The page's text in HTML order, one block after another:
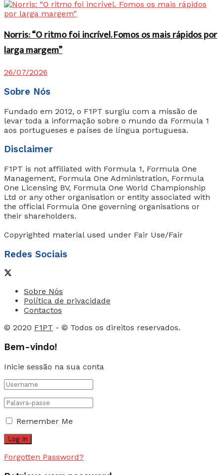
Norris: “O ritmo foi incrível. Fomos os mais rápidos por
larga margem”
26/07/2026
Sobre Nós
Fundado em 2012, o F1PT surgiu com a missão de
levar toda a informação sobre o mundo da Formula 1
aos portugueses e países de língua portuguesa.
Disclaimer
F1PT is not affiliated with Formula 1, Formula One
Management, Formula One Administration, Formula
One Licensing BV, Formula One World Championship
Ltd or any other organisation or entity associated with
the official Formula One governing organisations or
their shareholders.
Copyrighted material used under Fair Use/Fair
Redes Sociais
Sobre Nós
Política de privacidade
Contactos
© 2020 F1PT - © Todos os direitos reservados.
Bem-vindo!
Inicie sessão na sua conta
Remember Me
Forgotten Password?